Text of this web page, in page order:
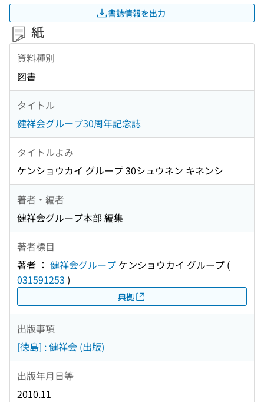
書誌情報を出力
紙
資料種別
図書
タイトル
健祥会グループ30周年記念誌
タイトルよみ
ケンショウカイ グループ 30シュウネン キネンシ
著者・編者
健祥会グループ本部 編集
著者標目
著者 ： 健祥会グループ ケンショウカイ グループ (
031591253 )
典拠
出版事項
[徳島] : 健祥会 (出版)
出版年月日等
2010.11